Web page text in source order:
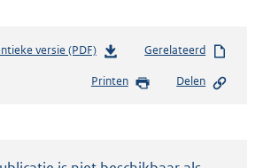
versie (PDF)b
s
d
Gerelateerd
Printen Delen